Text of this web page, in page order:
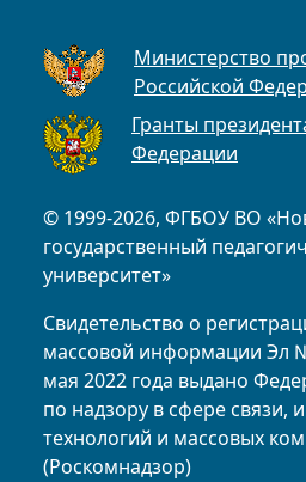
© 1999-2026, ФГБОУ ВО
государственный
университет»
Свидетельство о
массовой информации Эл
мая 2022 года выдано
по надзору в сфере
технологий и массовых
(Роскомнадзор)
Министерство
Российской
Гранты
Федерации